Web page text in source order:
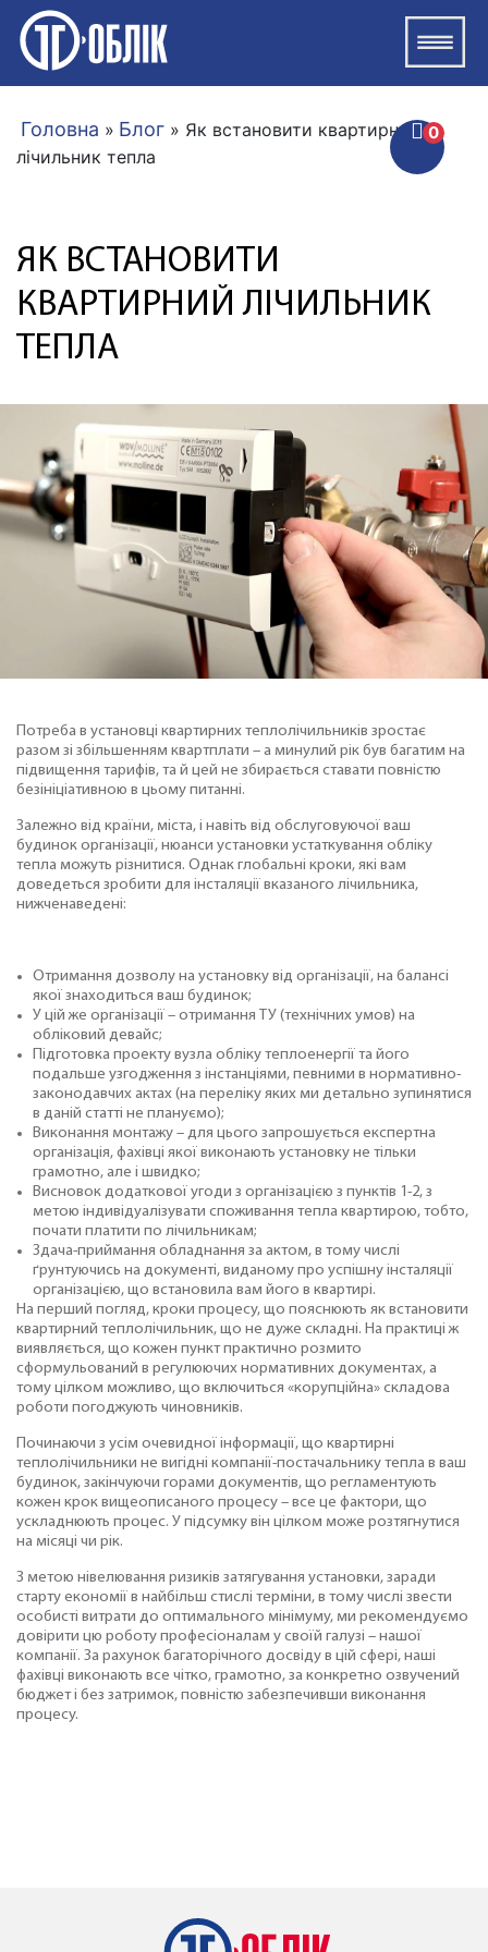
0
Головна » Блог » Як встановити квартирний
лічильник тепла
ЯК ВСТАНОВИТИ
КВАРТИРНИЙ ЛІЧИЛЬНИК
ТЕПЛА
Потреба в установці квартирних теплолічильників зростає
разом зі збільшенням квартплати – а минулий рік був багатим на
підвищення тарифів, та й цей не збирається ставати повністю
безініціативною в цьому питанні.
Залежно від країни, міста, і навіть від обслуговуючої ваш
будинок організації, нюанси установки устаткування обліку
тепла можуть різнитися. Однак глобальні кроки, які вам
доведеться зробити для інсталяції вказаного лічильника,
нижченаведені:
Отримання дозволу на установку від організації, на балансі
якої знаходиться ваш будинок;
У цій же організації – отримання ТУ (технічних умов) на
обліковий девайс;
Підготовка проекту вузла обліку теплоенергії та його
подальше узгодження з інстанціями, певними в нормативно-
законодавчих актах (на переліку яких ми детально зупинятися
в даній статті не плануємо);
Виконання монтажу – для цього запрошується експертна
організація, фахівці якої виконають установку не тільки
грамотно, але і швидко;
Висновок додаткової угоди з організацією з пунктів 1-2, з
метою індивідуалізувати споживання тепла квартирою, тобто,
почати платити по лічильникам;
Здача-приймання обладнання за актом, в тому числі
ґрунтуючись на документі, виданому про успішну інсталяції
організацією, що встановила вам його в квартирі.
На перший погляд, кроки процесу, що пояснюють як встановити
квартирний теплолічильник, що не дуже складні. На практиці ж
виявляється, що кожен пункт практично розмито
сформульований в регулюючих нормативних документах, а
тому цілком можливо, що включиться «корупційна» складова
роботи погоджують чиновників.
Починаючи з усім очевидної інформації, що квартирні
теплолічильники не вигідні компанії-постачальнику тепла в ваш
будинок, закінчуючи горами документів, що регламентують
кожен крок вищеописаного процесу – все це фактори, що
ускладнюють процес. У підсумку він цілком може розтягнутися
на місяці чи рік.
З метою нівелювання ризиків затягування установки, заради
старту економії в найбільш стислі терміни, в тому числі звести
особисті витрати до оптимального мінімуму, ми рекомендуємо
довірити цю роботу професіоналам у своїй галузі – нашої
компанії. За рахунок багаторічного досвіду в цій сфері, наші
фахівці виконають все чітко, грамотно, за конкретно озвучений
бюджет і без затримок, повністю забезпечивши виконання
процесу.